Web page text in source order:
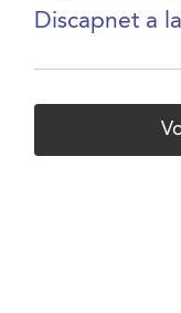
Discapnet a